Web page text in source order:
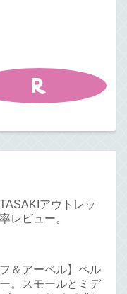
アウトレッ
レビュー。
＆アーペル】ペル
。スモールとミデ